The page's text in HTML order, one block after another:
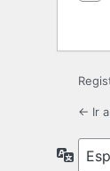
← Ir